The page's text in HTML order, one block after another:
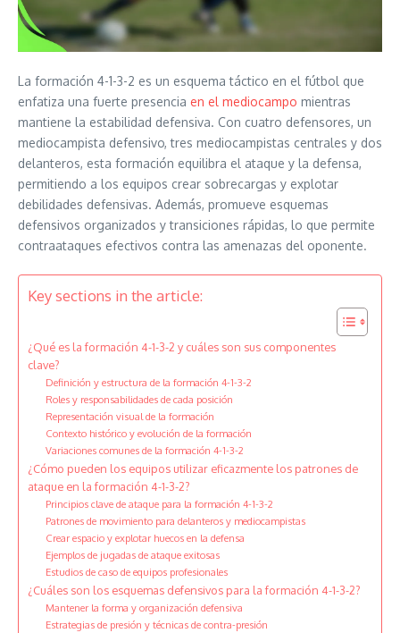
La formación 4-1-3-2 es un esquema táctico en el fútbol que
enfatiza una fuerte presencia en el mediocampo mientras
mantiene la estabilidad defensiva. Con cuatro defensores, un
mediocampista defensivo, tres mediocampistas centrales y dos
delanteros, esta formación equilibra el ataque y la defensa,
permitiendo a los equipos crear sobrecargas y explotar
debilidades defensivas. Además, promueve esquemas
defensivos organizados y transiciones rápidas, lo que permite
contraataques efectivos contra las amenazas del oponente.
Key sections in the article:
¿Qué es la formación 4-1-3-2 y cuáles son sus componentes
clave?
Definición y estructura de la formación 4-1-3-2
Roles y responsabilidades de cada posición
Representación visual de la formación
Contexto histórico y evolución de la formación
Variaciones comunes de la formación 4-1-3-2
¿Cómo pueden los equipos utilizar eficazmente los patrones de
ataque en la formación 4-1-3-2?
Principios clave de ataque para la formación 4-1-3-2
Patrones de movimiento para delanteros y mediocampistas
Crear espacio y explotar huecos en la defensa
Ejemplos de jugadas de ataque exitosas
Estudios de caso de equipos profesionales
¿Cuáles son los esquemas defensivos para la formación 4-1-3-2?
Mantener la forma y organización defensiva
Estrategias de presión y técnicas de contra-presión